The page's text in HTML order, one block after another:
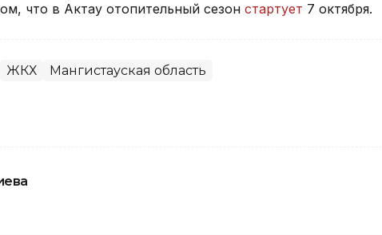
что в Актау отопительный сезон стартует 7 октября.
ЖКХ Мангистауская область